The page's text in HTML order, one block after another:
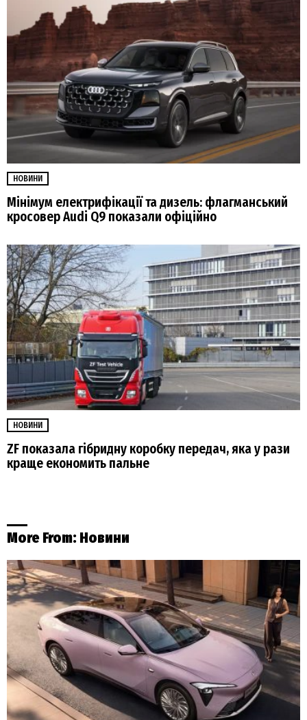
НОВИНИ
Мінімум електрифікації та дизель: флагманський
кросовер Audi Q9 показали офіційно
НОВИНИ
ZF показала гібридну коробку передач, яка у рази
краще економить пальне
More From: Новини